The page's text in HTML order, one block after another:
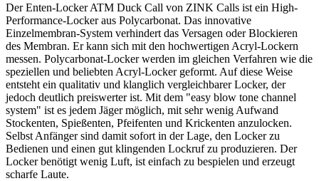
Der Enten-Locker ATM Duck Call von ZINK Calls ist ein High-
Performance-Locker aus Polycarbonat. Das innovative
Einzelmembran-System verhindert das Versagen oder Blockieren
des Membran. Er kann sich mit den hochwertigen Acryl-Lockern
messen. Polycarbonat-Locker werden im gleichen Verfahren wie die
speziellen und beliebten Acryl-Locker geformt. Auf diese Weise
entsteht ein qualitativ und klanglich vergleichbarer Locker, der
jedoch deutlich preiswerter ist. Mit dem "easy blow tone channel
system" ist es jedem Jäger möglich, mit sehr wenig Aufwand
Stockenten, Spießenten, Pfeifenten und Krickenten anzulocken.
Selbst Anfänger sind damit sofort in der Lage, den Locker zu
Bedienen und einen gut klingenden Lockruf zu produzieren. Der
Locker benötigt wenig Luft, ist einfach zu bespielen und erzeugt
scharfe Laute.